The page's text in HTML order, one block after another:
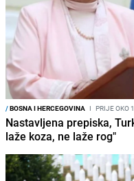
/BOSNA I HERCEGOVINA I PRIJE OKO
Nastavljena prepiska,
laže koza, ne laže rog"